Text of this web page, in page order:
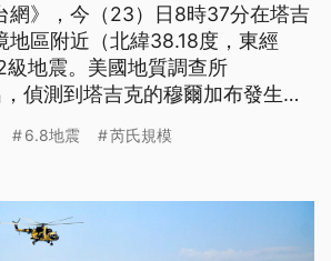
網》，今（23）日8時37分在塔吉
地區附近（北緯38.18度，東經
級地震。美國地質調查所
，偵測到塔吉克的穆爾加布發生芮
73.208度。
6.8地震 芮氏規模